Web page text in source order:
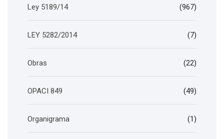
Ley 5189/14 (967)
LEY 5282/2014 (7)
Obras (22)
OPACI 849 (49)
Organigrama (1)